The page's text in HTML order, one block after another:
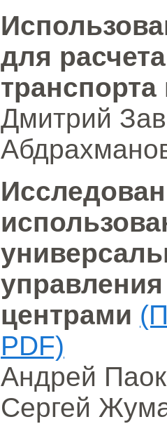
для
Дмитрий
центрами
PDF)
Андрей
Сергей